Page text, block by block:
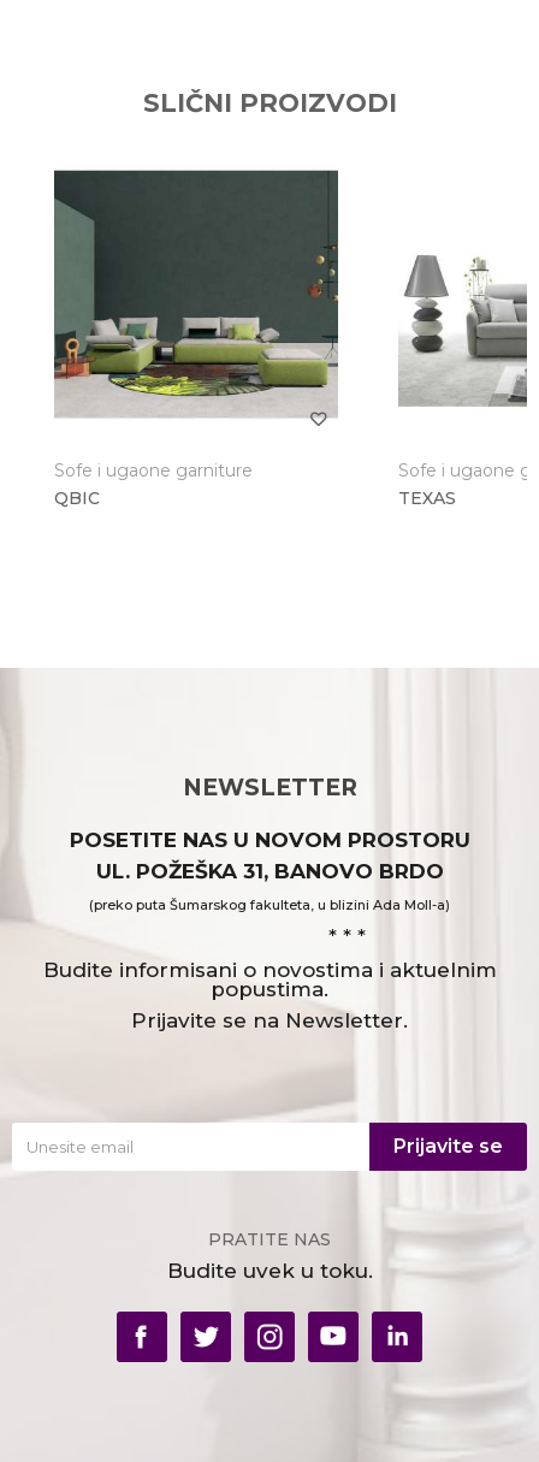
SLIČNI PROIZVODI
Sofe i ugaone garniture
QBIC
Sofe i ugaone
TEXAS
NEWSLETTER
POSETITE NAS U NOVOM PROSTORU
UL. POŽEŠKA 31, BANOVO BRDO
(preko puta Šumarskog fakulteta, u blizini Ada Moll-a)
* * *
Budite informisani o novostima i aktuelnim
popustima.
Prijavite se na Newsletter.
Prijavite se
PRATITE NAS
Budite uvek u toku.